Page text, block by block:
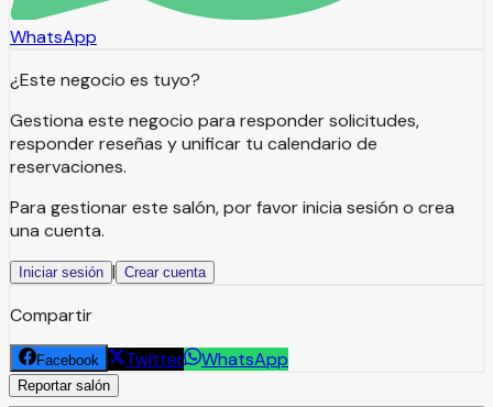
WhatsApp
¿Este negocio es tuyo?
Gestiona este negocio para responder solicitudes,
responder reseñas y unificar tu calendario de
reservaciones.
Para gestionar este salón, por favor inicia sesión o crea
una cuenta.
Iniciar sesión | Crear cuenta
Compartir
Facebook Twitter WhatsApp
Reportar salón